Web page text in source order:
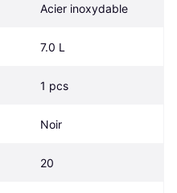
Acier inoxydable
7.0 L
1 pcs
Noir
20